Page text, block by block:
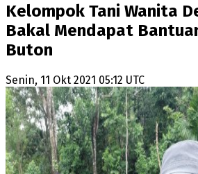
Kelompok Tani Wanita
Bakal Mendapat
Buton
Senin, 11 Okt 2021 05:12 UTC